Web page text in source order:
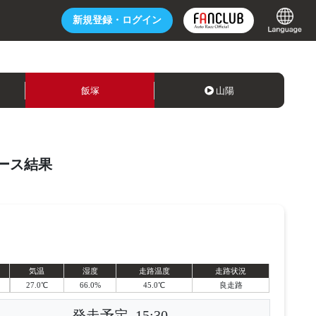
新規登録・ ログイン
飯塚 山陽
ス結果
気温 湿度 走路温度
走路状況
27.0℃
66.0% 45.0℃ 良走路